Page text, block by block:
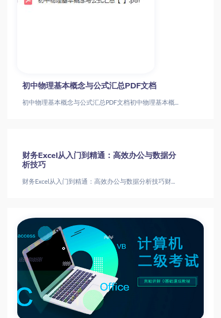
初中物理基本概念与公式汇总PDF文档
初中物理基本概念与公式汇总PDF文档初中物理基本概念与公式汇总PDF文档
财务Excel从入门到精通：高效办公与数据分
析技巧
财务Excel从入门到精通：高效办公与数据分析技巧财务人必学的28个Excel高效技巧 从基础操作到数据分析Excel财务技巧|数据